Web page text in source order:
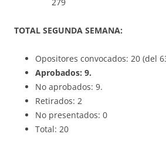
TOTAL SEGUNDA SEMANA:
Opositores convocados: 20 (del
Aprobados: 9.
No aprobados: 9.
Retirados: 2
No presentados: 0
Total: 20